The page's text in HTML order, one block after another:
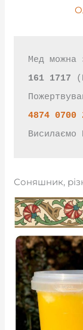
Мед можна
161 1717
4874 0700
Висилаємо
Соняшник,